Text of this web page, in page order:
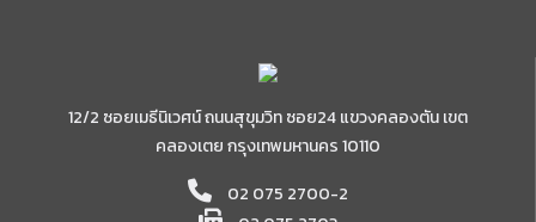
12/2 ซอยเมธีนิเวศน์ ถนนสุขุมวิท ซอย24 แขวงคลองตัน เขต
คลองเตย กรุงเทพมหานคร 10110
02 075 2700-2